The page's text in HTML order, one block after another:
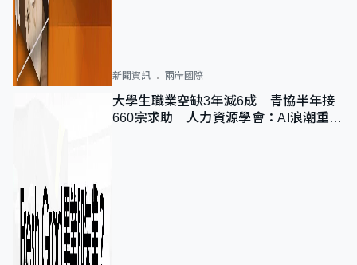
新聞資訊 兩岸國際
大學生職業空缺3年減6成 青協半年接
660宗求助 人力資源學會：AI浪潮重整